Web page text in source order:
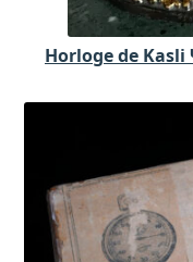
Horloge de Kasli